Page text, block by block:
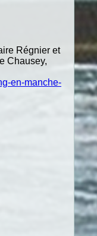
Régnier et
Chausey,
en-manche-